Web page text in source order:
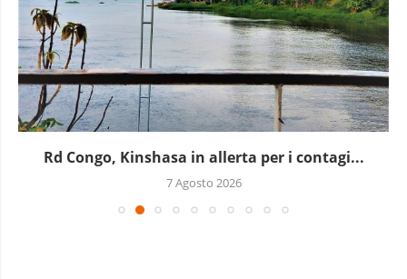
Rd Congo, Kinshasa in allerta per i contagi...
7 Agosto 2026